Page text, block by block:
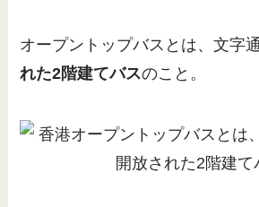
オープントップバスとは、文字
れた2階建てバスのこと。